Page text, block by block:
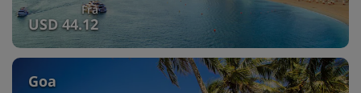
Fra
USD 44.12
Goa